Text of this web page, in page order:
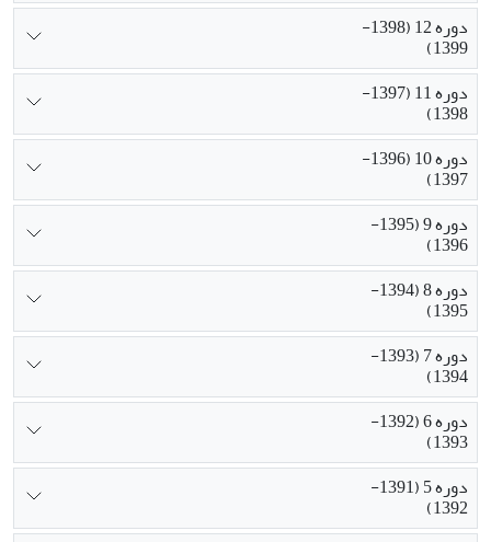
دوره 12 (1398-
1399)
دوره 11 (1397-
1398)
دوره 10 (1396-
1397)
دوره 9 (1395-
1396)
دوره 8 (1394-
1395)
دوره 7 (1393-
1394)
دوره 6 (1392-
1393)
دوره 5 (1391-
1392)